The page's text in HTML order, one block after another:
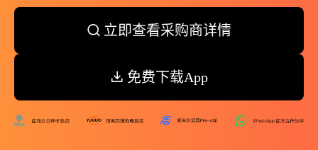
立即查看采购商详情
免费下载App